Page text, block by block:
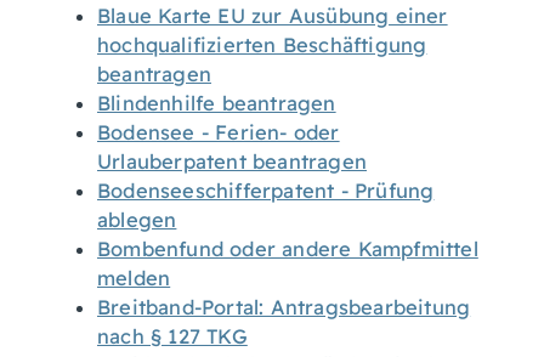
Blaue Karte EU zur Ausübung einer
hochqualifizierten Beschäftigung
beantragen
Blindenhilfe beantragen
Bodensee - Ferien- oder
Urlauberpatent beantragen
Bodenseeschifferpatent - Prüfung
ablegen
Bombenfund oder andere Kampfmittel
melden
Breitband-Portal: Antragsbearbeitung
nach § 127 TKG